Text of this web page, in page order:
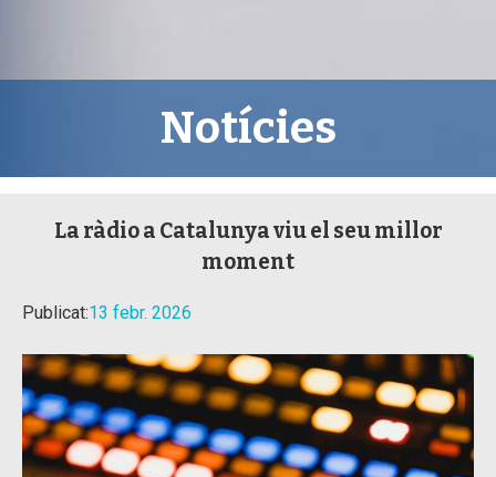
Notícies
La ràdio a Catalunya viu el seu millor
moment
Publicat:13 febr. 2026